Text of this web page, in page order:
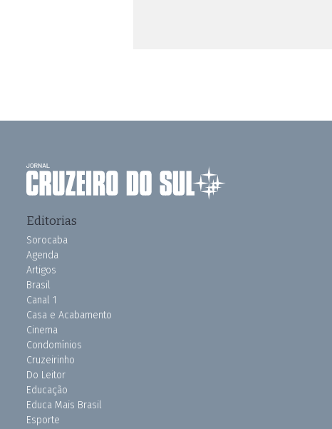
Editorias
Sorocaba
Agenda
Artigos
Brasil
Canal 1
Casa e Acabamento
Cinema
Condomínios
Cruzeirinho
Do Leitor
Educação
Educa Mais Brasil
Esporte